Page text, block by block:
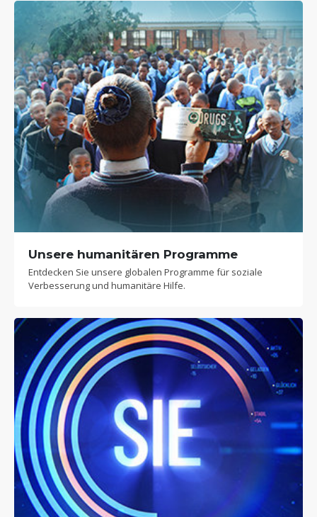
Unsere humanitären Programme
Entdecken Sie unsere globalen Programme für soziale
Verbesserung und humanitäre Hilfe.